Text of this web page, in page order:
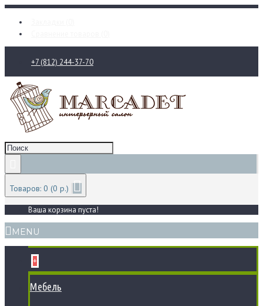
+7 (812) 244-37-70
Товаров: 0 (0 р.)
Ваша корзина пуста!
MENU
+
Мебель